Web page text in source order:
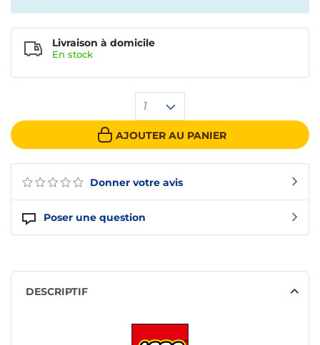
Donner votre avis
Poser une question
1
AJOUTER AU PANIER
Livraison à domicile
En stock
DESCRIPTIF